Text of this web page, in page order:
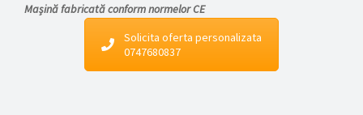
Mașină fabricată conform normelor CE
Solicita oferta personalizata
0747680837